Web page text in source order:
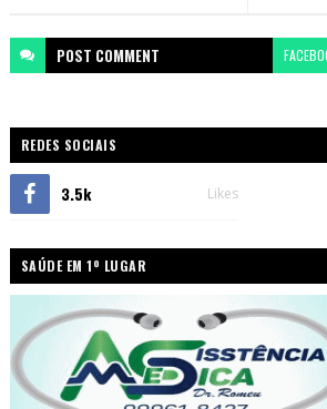
POST COMMENT
REDES SOCIAIS
3.5k Likes
SAÚDE EM 1º LUGAR